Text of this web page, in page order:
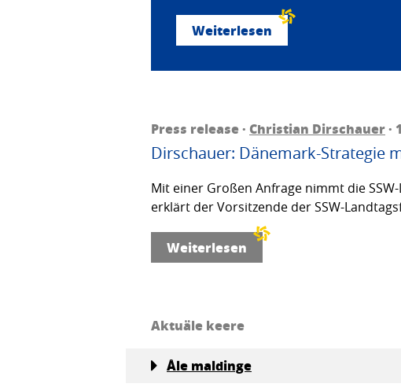
Weiterlesen
Press release · Christian Dirschauer·
Dirschauer: Dänemark-Strategie
Mit einer Großen Anfrage nimmt die
erklärt der Vorsitzende der SSW-
Weiterlesen
Aktuäle keere
Åle maldinge